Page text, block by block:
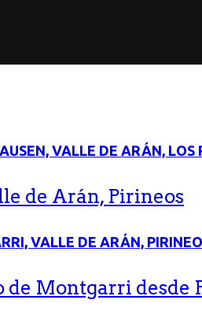
de Arán, Pirineos
Montgarri desde